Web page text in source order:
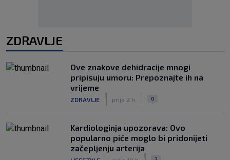
ZDRAVLJE
Ove znakove dehidracije mnogi
pripisuju umoru: Prepoznajte ih na
vrijeme
ZDRAVLJE prije 2 h 0
Kardiologinja upozorava: Ovo
popularno piće moglo bi pridonijeti
začepljenju arterija
2